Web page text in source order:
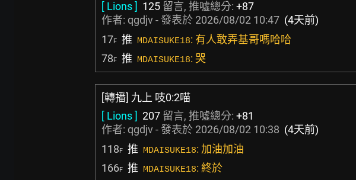
[ Lions ] 125 留言, 推噓總分: +87
作者: qgdjv- 發表於 2026/08/02 10:47 (4天前)
17F 推 MDAISUKE18: 有人敢弄基哥嗎哈哈
78F 推 MDAISUKE18: 哭
[轉播] 九上 吱0:2喵
[ Lions ] 207 留言, 推噓總分: +81
作者: qgdjv- 發表於 2026/08/02 10:38 (4天前)
118F 推 MDAISUKE18: 加油加油
166F 推 MDAISUKE18: 終於